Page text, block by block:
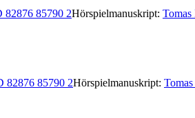
82876 85790 2Hörspielmanuskript:
82876 85790 2Hörspielmanuskript: